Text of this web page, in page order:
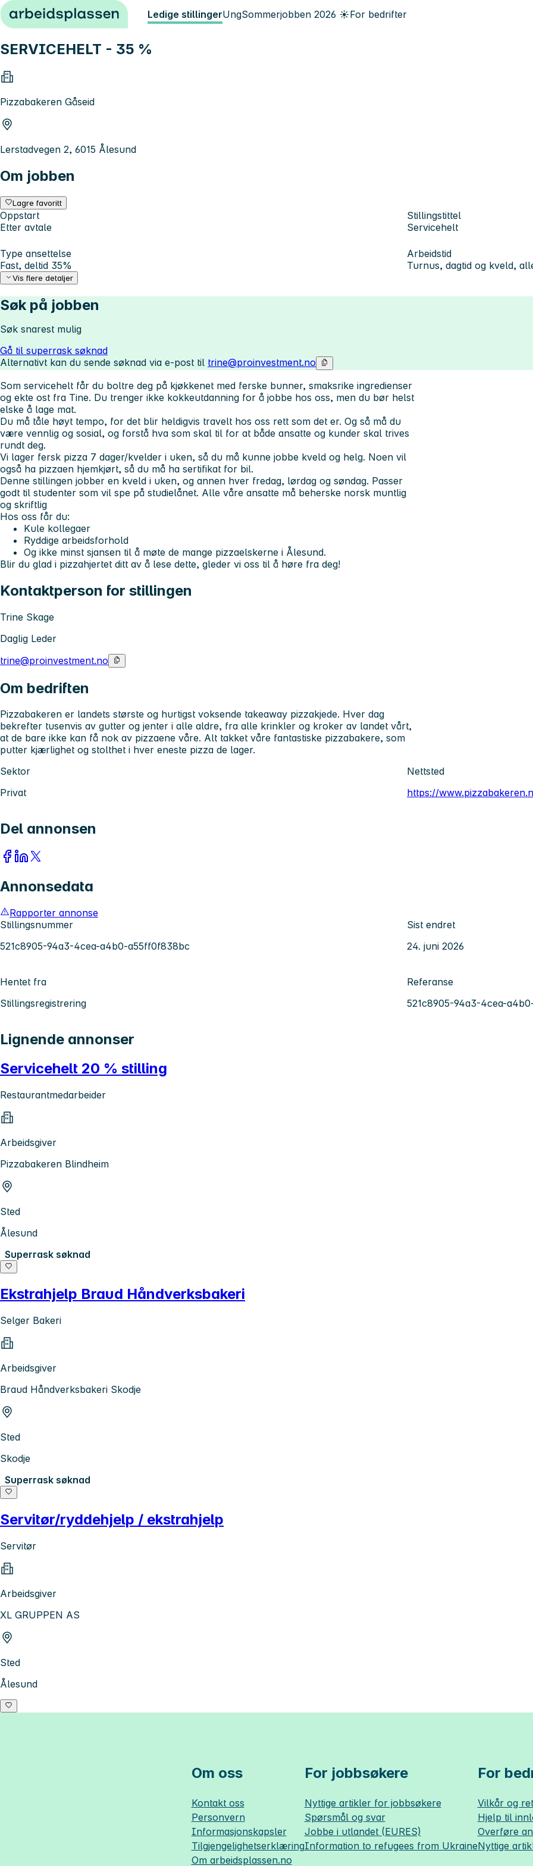
Hopp til innhold Ledige stillingerUngSommerjobben 2026 ☀️For bedrifter
SERVICEHELT - 35 %
Pizzabakeren Gåseid
Lerstadvegen 2, 6015 Ålesund
Om jobben
Lagre favoritt
Oppstart
Etter avtale
Stillingstittel
Servicehelt
Type ansettelse
Fast, deltid 35%
Arbeidstid
Turnus, dagtid og kveld,
Vis flere detaljer
Søk på jobben
Søk snarest mulig
Gå til superrask søknad
Alternativt kan du sende søknad via e-post til trine@proinvestment.no
Som servicehelt får du boltre deg på kjøkkenet med ferske bunner, smaksrike ingredienser
og ekte ost fra Tine. Du trenger ikke kokkeutdanning for å jobbe hos oss, men du bør helst
elske å lage mat.
Du må tåle høyt tempo, for det blir heldigvis travelt hos oss rett som det er. Og så må du
være vennlig og sosial, og forstå hva som skal til for at både ansatte og kunder skal trives
rundt deg.
Vi lager fersk pizza 7 dager/kvelder i uken, så du må kunne jobbe kveld og helg. Noen vil
også ha pizzaen hjemkjørt, så du må ha sertifikat for bil.
Denne stillingen jobber en kveld i uken, og annen hver fredag, lørdag og søndag. Passer
godt til studenter som vil spe på studielånet. Alle våre ansatte må beherske norsk muntlig
og skriftlig
Hos oss får du:
Kule kollegaer
Ryddige arbeidsforhold
Og ikke minst sjansen til å møte de mange pizzaelskerne i Ålesund.
Blir du glad i pizzahjertet ditt av å lese dette, gleder vi oss til å høre fra deg!
Kontaktperson for stillingen
Trine Skage
Daglig Leder
trine@proinvestment.no
Om bedriften
Pizzabakeren er landets største og hurtigst voksende takeaway pizzakjede. Hver dag
bekrefter tusenvis av gutter og jenter i alle aldre, fra alle krinkler og kroker av landet vårt,
at de bare ikke kan få nok av pizzaene våre. Alt takket våre fantastiske pizzabakere, som
putter kjærlighet og stolthet i hver eneste pizza de lager.
Sektor
Privat
Nettsted
https://
Del annonsen
Annonsedata
Rapporter annonse
Stillingsnummer
521c8905-94a3-4cea-a4b0-a55ff0f838bc
Sist endret
24. juni 2026
Hentet fra
Stillingsregistrering
Referanse
521c8905-94a3-4cea-
Lignende annonser
Servicehelt 20 % stilling
Restaurantmedarbeider
Arbeidsgiver
Pizzabakeren Blindheim
Sted
Ålesund
Superrask søknad
Ekstrahjelp Braud Håndverksbakeri
Selger Bakeri
Arbeidsgiver
Braud Håndverksbakeri Skodje
Sted
Skodje
Superrask søknad
Servitør/ryddehjelp / ekstrahjelp
Servitør
Arbeidsgiver
XL GRUPPEN AS
Sted
Ålesund
Om oss
Kontakt oss
Personvern
Informasjonskapsler
Tilgjengelighetserklæring
Om arbeidsplassen.no
For jobbsøkere
Nyttige artikler for jobbsøkere
Spørsmål og svar
Jobbe i utlandet (EURES)
Information to refugees from Ukraine
For
Vilkår og
Hjelp til
Overføre
Nyttige